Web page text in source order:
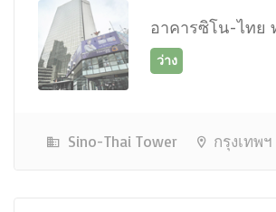
อาคารซิโน-ไทย
Sino-Thai Tower กรุงเทพฯ